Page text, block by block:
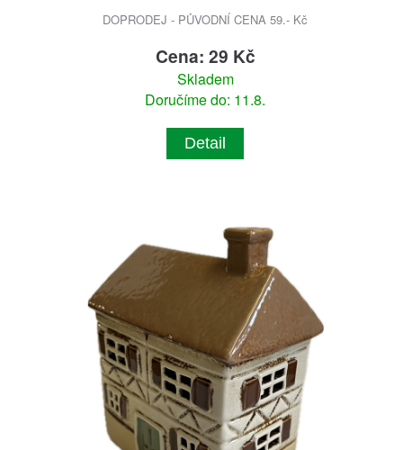
DOPRODEJ - PŮVODNÍ CENA 59.- Kč
Cena: 29 Kč
Skladem
Doručíme do: 11.8.
Detail